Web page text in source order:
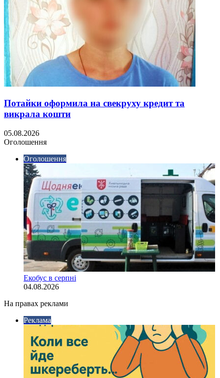
Потайки оформила на свекруху кредит та
викрала кошти
05.08.2026
Оголошення
Оголошення
Екобус в серпні
04.08.2026
На правах реклами
Реклама